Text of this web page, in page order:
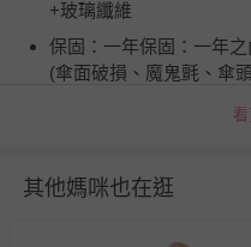
+玻璃纖維
保固：一年保固：一年
(傘面破損、魔鬼氈、傘
詳細尺寸：280mm *
或颱風天使用。
其他媽咪也在逛